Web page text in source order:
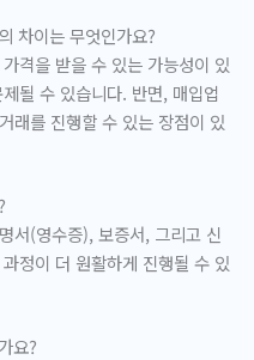
차이는 무엇인가요?
격을 받을 수 있는 가능성이 있
될 수 있습니다. 반면, 매입업
래를 진행할 수 있는 장점이 있
서(영수증), 보증서, 그리고 신
정이 더 원활하게 진행될 수 있
요?